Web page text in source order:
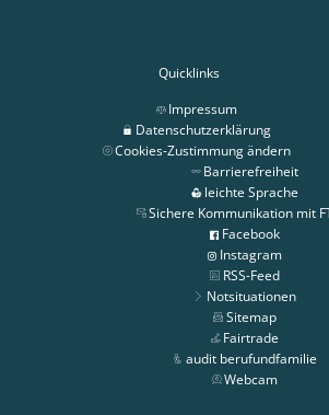
Quicklinks
Impressum
Datenschutzerklärung
Cookies-Zustimmung ändern
Barrierefreiheit
leichte Sprache
Sichere Kommunikation mit
Facebook
Instagram
RSS-Feed
Notsituationen
Sitemap
Fairtrade
audit berufundfamilie
Webcam